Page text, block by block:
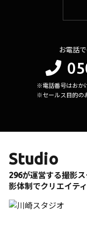
お電話
※電話番号はおか
※セールス目的の
Studio
296が運営する撮影
影体制でクリエイテ